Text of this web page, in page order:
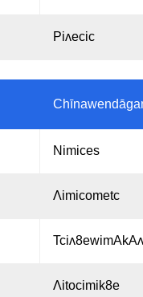
Piʌecic
Nimices
Λimicometc
Tciʌ8ewimAkAʌ
Λitocimik8e